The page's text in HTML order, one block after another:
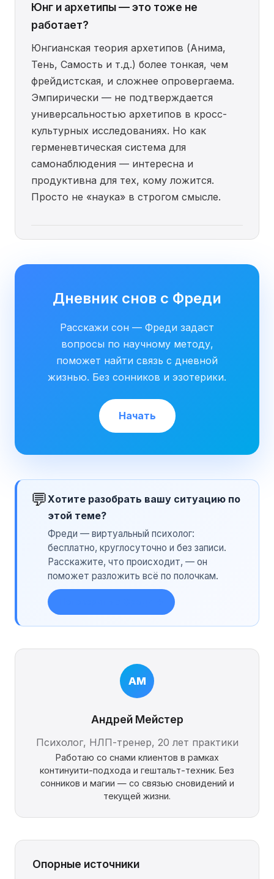
Юнг и архетипы — это тоже не
работает?
Юнгианская теория архетипов (Анима,
Тень, Самость и т.д.) более тонкая, чем
фрейдистская, и сложнее опровергаема.
Эмпирически — не подтверждается
универсальностью архетипов в кросс-
культурных исследованиях. Но как
герменевтическая система для
самонаблюдения — интересна и
продуктивна для тех, кому ложится.
Просто не «наука» в строгом смысле.
Дневник снов с Фреди
Расскажи сон — Фреди задаст
вопросы по научному методу,
поможет найти связь с дневной
жизнью. Без сонников и эзотерики.
Начать
💬Хотите разобрать вашу ситуацию по
этой теме?
Фреди — виртуальный психолог:
бесплатно, круглосуточно и без записи.
Расскажите, что происходит, — он
поможет разложить всё по полочкам.
АМ
Андрей Мейстер
Психолог, НЛП-тренер, 20 лет практики
Работаю со снами клиентов в рамках
континуити-подхода и гештальт-техник. Без
сонников и магии — со связью сновидений и
текущей жизни.
Опорные источники